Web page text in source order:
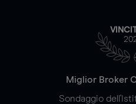
Miglior Broker
Sondaggio